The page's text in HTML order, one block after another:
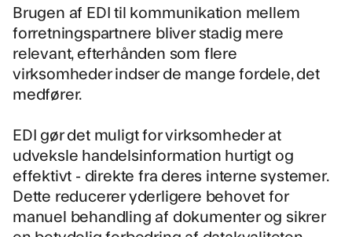
Brugen af EDI til kommunikation mellem
forretningspartnere bliver stadig mere
relevant, efterhånden som flere
virksomheder indser de mange fordele, det
medfører.
EDI gør det muligt for virksomheder at
udveksle handelsinformation hurtigt og
effektivt - direkte fra deres interne systemer.
Dette reducerer yderligere behovet for
manuel behandling af dokumenter og sikrer